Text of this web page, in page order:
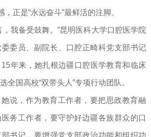
，正是“永远奋斗”最鲜活的注脚。
，我备受鼓舞。”昆明医科大学口腔医学院
委员、副院长、口腔正畸科党支部书记
年来，她扎根边疆口腔医学教育和临床
全国高校“双带头人”专项行动团队。
说，作为教育工作者，要把思政教育融
务工作者，要守护好边疆各族群众的口